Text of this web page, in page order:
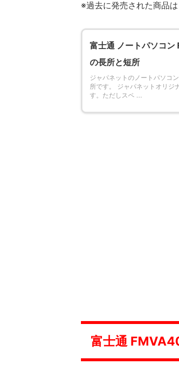
※過去に発売された商品は
富士通 ノートパソコ
の長所と短所
ジャパネットのノートパソコ
所です。 ジャパネットオリジ
す。ただしスペ ...
富士通